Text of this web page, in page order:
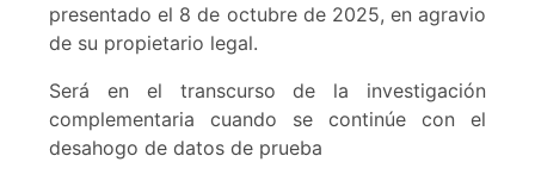
presentado el 8 de octubre de 2025, en agravio
de su propietario legal.
Será en el transcurso de la investigación
complementaria cuando se continúe con el
desahogo de datos de prueba